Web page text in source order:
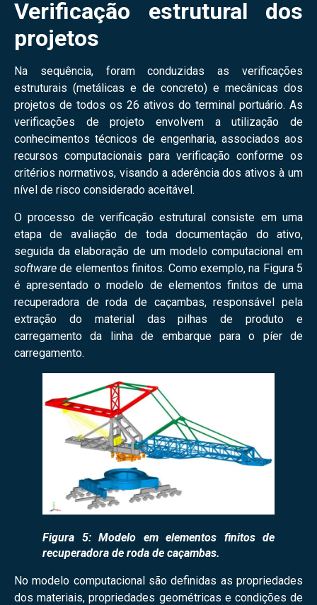
Verificação estrutural dos
projetos
Na sequência, foram conduzidas as verificações
estruturais (metálicas e de concreto) e mecânicas dos
projetos de todos os 26 ativos do terminal portuário. As
verificações de projeto envolvem a utilização de
conhecimentos técnicos de engenharia, associados aos
recursos computacionais para verificação conforme os
critérios normativos, visando a aderência dos ativos à um
nível de risco considerado aceitável.
O processo de verificação estrutural consiste em uma
etapa de avaliação de toda documentação do ativo,
seguida da elaboração de um modelo computacional em
softwarede elementos finitos. Como exemplo, na Figura 5
é apresentado o modelo de elementos finitos de uma
recuperadora de roda de caçambas, responsável pela
extração do material das pilhas de produto e
carregamento da linha de embarque para o píer de
carregamento.
Figura 5: Modelo em elementos finitos de
recuperadora de roda de caçambas.
No modelo computacional são definidas as propriedades
dos materiais, propriedades geométricas e condições de